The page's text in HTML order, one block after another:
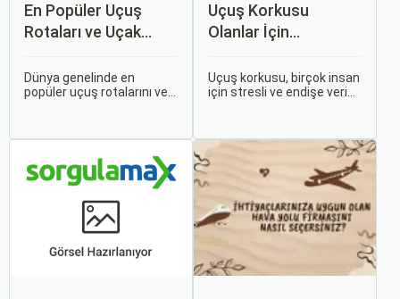
En Popüler Uçuş
Rotaları ve Uçak
Dünya genelinde en
popüler uçuş rotalarını ve
popüler rotalar, çeşitli
faktörlere bağlı olarak
değişebilir; bunlar arasında
ekonomik durumlar, turizm
trendleri ve uluslararası
ilişkiler bulunmaktadır.
Uçuş Korkusu
Olanlar İçin
Uçuş korkusu, birçok insan
için stresli ve endişe verici
etmek zorunda olan kişiler
için büyük bir sorun teşkil